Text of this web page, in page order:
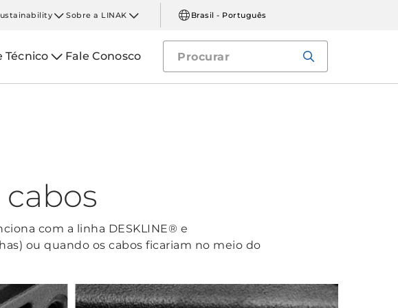
Sobre a LINAK Brasil - Português
Técnico Fale Conosco
com a linha DESKLINE® e
ou quando os cabos ficariam no meio do